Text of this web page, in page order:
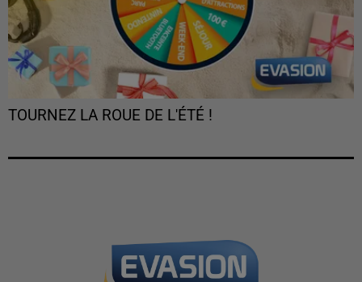
TOURNEZ LA ROUE DE L'ÉTÉ !